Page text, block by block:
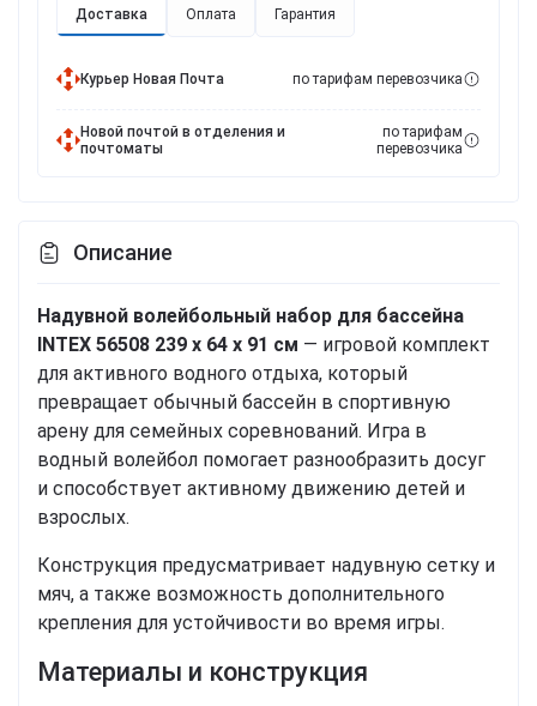
Доставка Оплата Гарантия
Курьер Новая Почта по тарифам перевозчика
Новой почтой в отделения и
почтоматы
по тарифам
перевозчика
Описание
Надувной волейбольный набор для бассейна
INTEX 56508 239 x 64 x 91 см — игровой комплект
для активного водного отдыха, который
превращает обычный бассейн в спортивную
арену для семейных соревнований. Игра в
водный волейбол помогает разнообразить досуг
и способствует активному движению детей и
взрослых.
Конструкция предусматривает надувную сетку и
мяч, а также возможность дополнительного
крепления для устойчивости во время игры.
Материалы и конструкция